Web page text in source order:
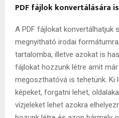
PDF fájlok konvertálására
A PDF fájlokat konvertálhatjuk
megnyitható irodai
tartalomba, illetve azokat is
fájlokat hozzunk létre amit
megoszthatóvá is tehetünk. Ki
képeket, forgatni lehet,
vízjeleket lehet azokra